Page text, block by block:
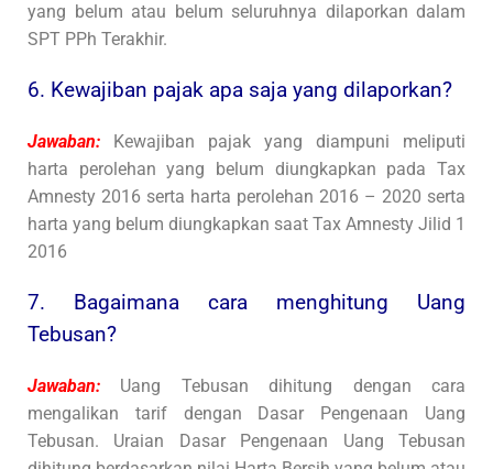
yang belum atau belum seluruhnya dilaporkan dalam
SPT PPh Terakhir.
6. Kewajiban pajak apa saja yang dilaporkan?
Jawaban: Kewajiban pajak yang diampuni meliputi
harta perolehan yang belum diungkapkan pada Tax
Amnesty 2016 serta harta perolehan 2016 – 2020 serta
harta yang belum diungkapkan saat Tax Amnesty Jilid 1
2016
7. Bagaimana cara menghitung Uang
Tebusan?
Jawaban: Uang Tebusan dihitung dengan cara
mengalikan tarif dengan Dasar Pengenaan Uang
Tebusan. Uraian Dasar Pengenaan Uang Tebusan